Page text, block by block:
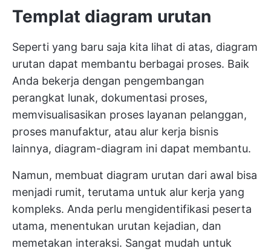
Templat diagram urutan
Seperti yang baru saja kita lihat di atas, diagram
urutan dapat membantu berbagai proses. Baik
Anda bekerja dengan pengembangan
perangkat lunak, dokumentasi proses,
memvisualisasikan proses layanan pelanggan,
proses manufaktur, atau alur kerja bisnis
lainnya, diagram-diagram ini dapat membantu.
Namun, membuat diagram urutan dari awal bisa
menjadi rumit, terutama untuk alur kerja yang
kompleks. Anda perlu mengidentifikasi peserta
utama, menentukan urutan kejadian, dan
memetakan interaksi. Sangat mudah untuk